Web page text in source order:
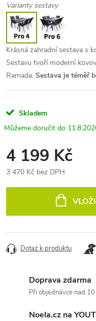
Varianty sestavy
Krásná zahradní sestava s
Sestavu tvoří moderní
Ramada. Sestava je téměř
Skladem
4 199 Kč
3 470 Kč bez DPH
Dotaz k produktu
Doprava zdarma
Při objednávce nad
Noela.cz na